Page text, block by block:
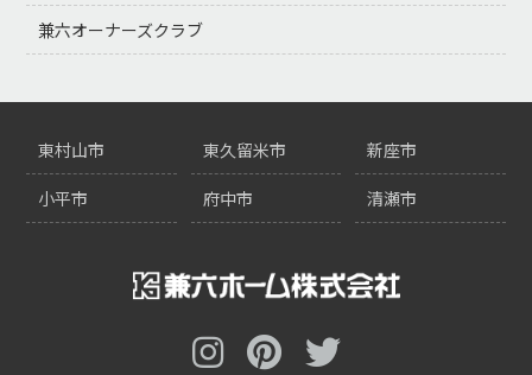
兼六オーナーズクラブ
東村山市 東久留米市 新座市
小平市 府中市 清瀬市